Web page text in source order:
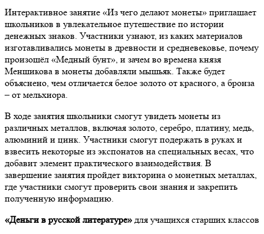
Интерактивное занятие «Из чего делают монеты» приглашает
школьников в увлекательное путешествие по истории
денежных знаков. Участники узнают, из каких материалов
изготавливались монеты в древности и средневековье, почему
произошёл «Медный бунт», и зачем во времена князя
Меншикова в монеты добавляли мышьяк. Также будет
объяснено, чем отличается белое золото от красного, а бронза
– от мельхиора.
В ходе занятия школьники смогут увидеть монеты из
различных металлов, включая золото, серебро, платину, медь,
алюминий и цинк. Участники смогут подержать в руках и
взвесить некоторые из экспонатов на специальных весах, что
добавит элемент практического взаимодействия. В
завершение занятия пройдет викторина о монетных металлах,
где участники смогут проверить свои знания и закрепить
полученную информацию.
«Деньги в русской литературе» для учащихся старших классов